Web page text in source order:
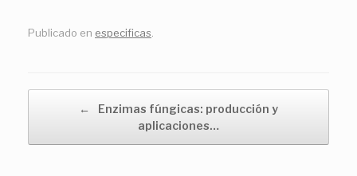
Publicado en especificas
Navegador de artículos
←
Enzimas fúngicas: producción y
aplicaciones…